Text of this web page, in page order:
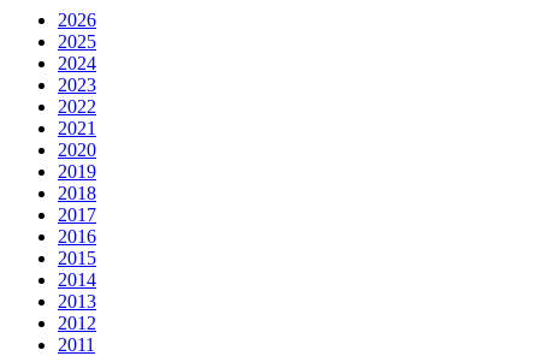
2026
2025
2024
2023
2022
2021
2020
2019
2018
2017
2016
2015
2014
2013
2012
2011